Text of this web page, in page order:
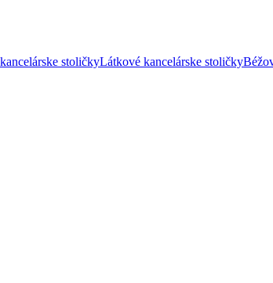
stoličkyLátkové kancelárske stoličky